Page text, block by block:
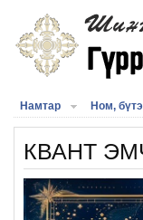
Намтар Ном,
КВАНТ